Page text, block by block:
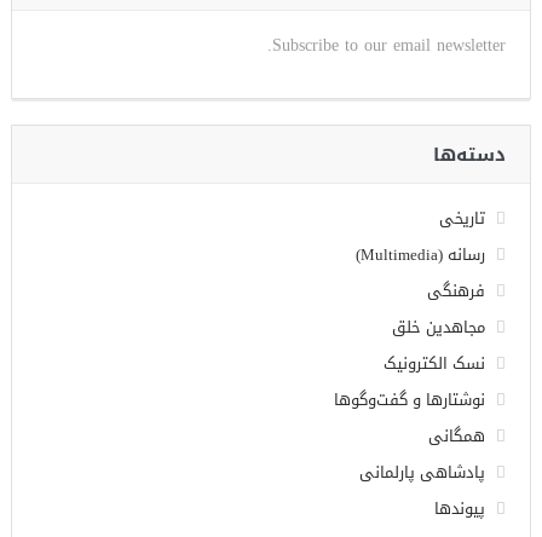
Subscribe to our email newsletter.
دسته‌ها
تاریخی
رسانه (Multimedia)
فرهنگی
مجاهدین خلق
نسک الکترونیک
نوشتارها و گفت‌وگوها
همگانی
پادشاهی پارلمانی
پیوندها